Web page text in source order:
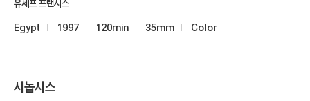
유세프 프랜시스
Egypt 1997 120min 35mm Color
시놉시스